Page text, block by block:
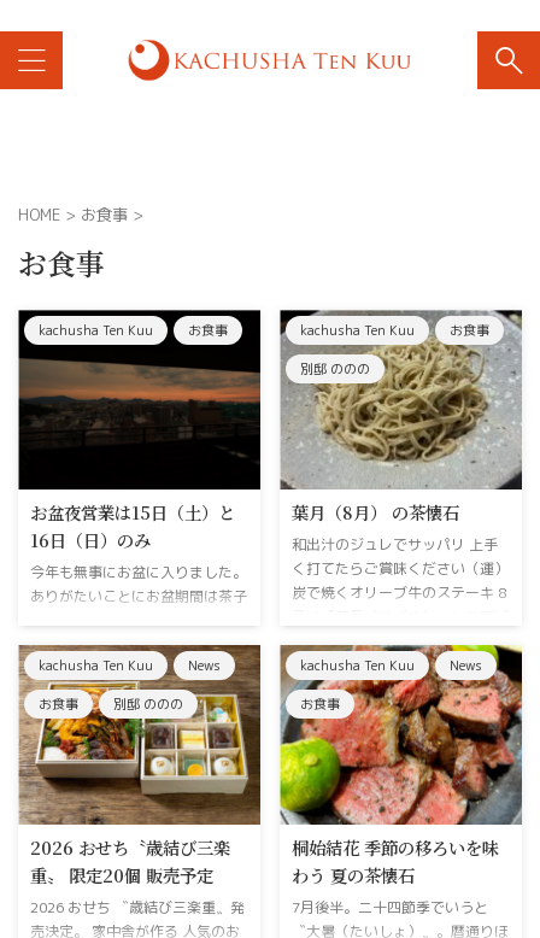
HOME > お食事 >
お食事
kachusha Ten Kuu お食事
お盆夜営業は15日（土）と
16日（日）のみ
今年も無事にお盆に入りました。
ありがたいことにお盆期間は茶子
ご予約を頂いておりまして夜の営
業は15日（土曜）16日（日曜）
の2日間のみとなっております。
17日からお仕事の方も多いとは
思います。お盆のお疲れも家中舎
TENKUUにてリフレッシュいただ
ければと思います。
kachusha Ten Kuu
お食事
別邸 ののの
葉月（8月） の茶懐石
和出汁のジュレでサッパリ 上手
く打てたらご賞味ください（運）
炭で焼くオリーブ牛のステーキ 8
れ、〝葉が落ちる〟稲穂が色づい
たり、山々の木の葉が色づき始め
るという月です。毎日の尋常じゃ
無いこの暑さからは全く想像でき
ませんが、暦ではそろそろ秋が近
づいてくる。そんな季節なので
す。お茶の世界では〝夏の名残
り〟とか使います。 新しく初
しました 懐石料理がどんな料理
なのか。茶懐石ってなになのか。
ここは非日常への入り口です。初
（はつ）初めての方や興味がある
kachusha Ten Kuu
News
お食事
別邸 ののの
2026 おせち〝歳結び三楽
重〟 限定20個 販売予定
2026 おせち 〝歳結び三楽重〟発
売決定。 家中舎が作る 人気のお
kachusha Ten Kuu
News
お食事
桐始結花 季節の移ろいを味
わう 夏の茶懐石
7月後半。二十四節季でいうと
〝大暑（たいしょ）〟。暦通りほ